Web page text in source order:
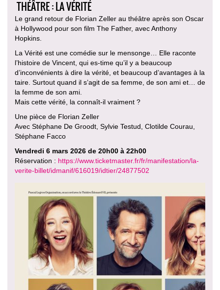
THÉÂTRE : LA VÉRITÉ
Le grand retour de Florian Zeller au théâtre après son Oscar
à Hollywood pour son film The Father, avec Anthony
Hopkins.
La Vérité est une comédie sur le mensonge… Elle raconte
l’histoire de Vincent, qui es-time qu’il y a beaucoup
d’inconvénients à dire la vérité, et beaucoup d’avantages à la
taire. Surtout quand il s’agit de sa femme, de son ami et… de
la femme de son ami.
Mais cette vérité, la connaît-il vraiment ?
Une pièce de Florian Zeller
Avec Stéphane De Groodt, Sylvie Testud, Clotilde Courau,
Stéphane Facco
Vendredi 6 mars 2026 de 20h00 à 22h00
Réservation : https://www.ticketmaster.fr/fr/manifestation/la-
verite-billet/idmanif/616019/idtier/24877502